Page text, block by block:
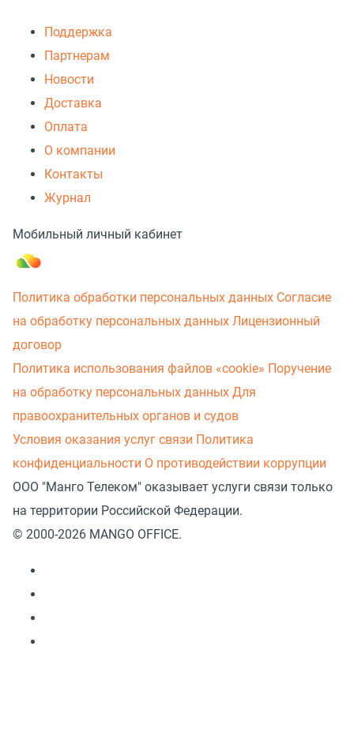
Поддержка
Партнерам
Новости
Доставка
Оплата
О компании
Контакты
Журнал
Мобильный личный кабинет
Политика обработки персональных данных Согласие
на обработку персональных данных Лицензионный
договор
Политика использования файлов «cookie» Поручение
на обработку персональных данных Для
правоохранительных органов и судов
Условия оказания услуг связи Политика
конфиденциальности О противодействии коррупции
ООО "Манго Телеком" оказывает услуги связи только
на территории Российской Федерации.
© 2000-2026 MANGO OFFICE.